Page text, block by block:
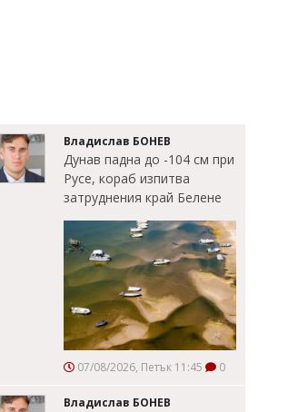
Владислав БОНЕВ
Дунав падна до -104 см при
Русе, кораб изпитва
затруднения край Белене
07/08/2026, Петък 11:45 0
Владислав БОНЕВ